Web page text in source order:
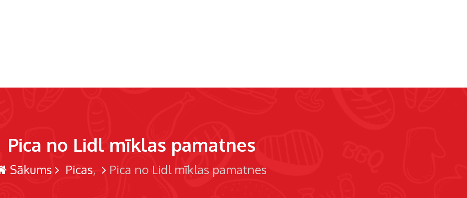
Pica no Lidl mīklas pamatnes
Sākums Picas Pica no Lidl mīklas pamatnes